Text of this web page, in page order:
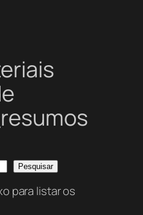
Pesquisar
para listar os